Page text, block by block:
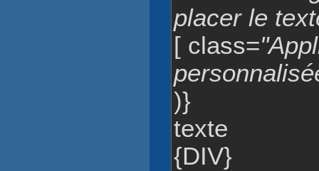
placer le
[ class=
)}
texte
{DIV}